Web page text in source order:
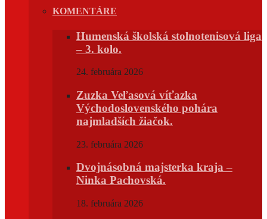
KOMENTÁRE
Humenská školská stolnotenisová liga
– 3. kolo.
24. februára 2026
Zuzka Veľasová víťazka
Východoslovenského pohára
najmladších žiačok.
23. februára 2026
Dvojnásobná majsterka kraja –
Ninka Pachovská.
18. februára 2026